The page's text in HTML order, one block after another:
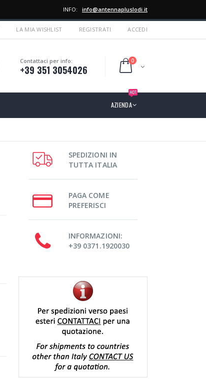
INFO: info@antennapluslodi.it
LA MIA WISHLIST REGISTRATI ACCEDI
Contattaci per info:
+39 351 3054026
0
AZIENDA
HOT
SPEDIZIONI IN
TUTTA ITALIA
PAGA COME
PREFERISCI
INFORMAZIONI:
+39 0371.1920030